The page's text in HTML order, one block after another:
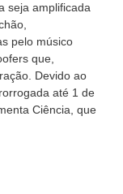
seja amplificada
pelo músico
que,
Devido ao
até 1 de
Ciência, que